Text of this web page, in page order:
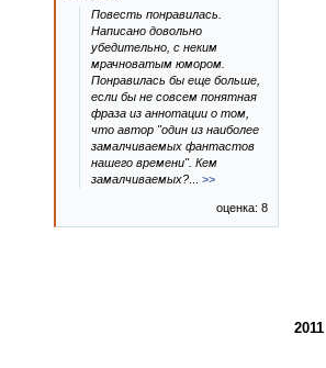
2011
Повесть понравилась.
Написано довольно
убедительно, с неким
мрачноватым юмором.
Понравилась бы еще больше,
если бы не совсем понятная
фраза из аннотации о том,
что автор "один из наиболее
замалчиваемых фантастов
нашего времени". Кем
замалчиваемых?
>>
оценка: 8